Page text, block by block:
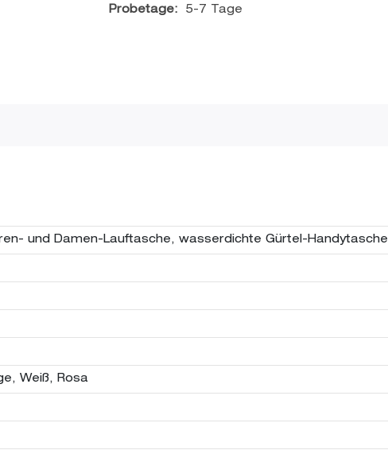
Probetage:
5-7 Tage
und Damen-Lauftasche, wasserdichte Gürtel-Handytasche
Weiß, Rosa